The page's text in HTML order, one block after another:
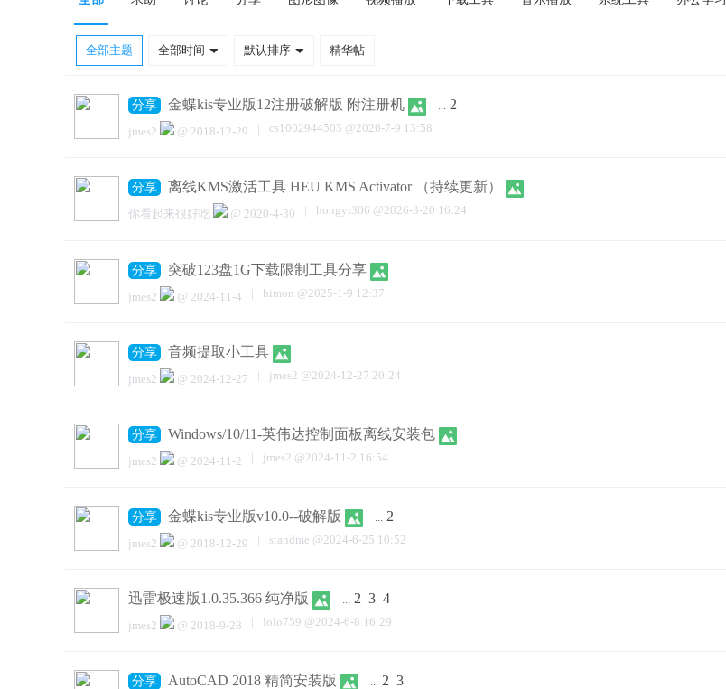
全部主题 全部时间 默认排序 精华帖
分享 金蝶kis专业版12注册破解版 附注册机 2
jmes2 @ 2018-12-29 | cs1002944503 @2026-7-9 13:58
分享 离线KMS激活工具 HEU KMS Activator （持续更新）
你看起来很好吃 @ 2020-4-30 | hongyi306 @2026-3-20 16:24
分享 突破123盘1G下载限制工具分享
jmes2 @ 2024-11-4 | himon @2025-1-9 12:37
分享 音频提取小工具
jmes2 @ 2024-12-27 | jmes2 @2024-12-27 20:24
分享 Windows/10/11-英伟达控制面板离线安装包
jmes2 @ 2024-11-2 | jmes2 @2024-11-2 16:54
分享 金蝶kis专业版v10.0--破解版 2
jmes2 @ 2018-12-29 | standme @2024-6-25 10:52
迅雷极速版1.0.35.366 纯净版 2 3 4
jmes2 @ 2018-9-28 | lolo759 @2024-6-8 16:29
分享 AutoCAD 2018 精简安装版 2 3